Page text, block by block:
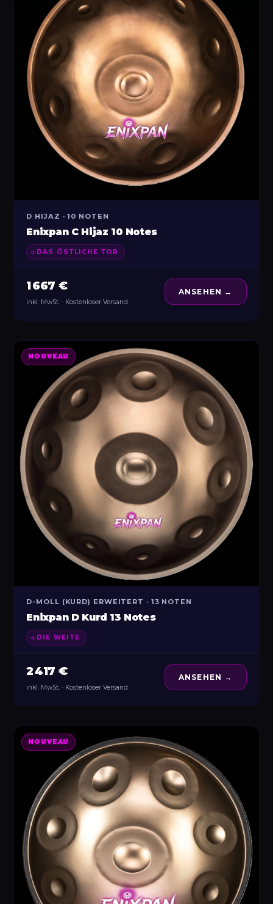
D HIJAZ · 10 NOTEN
Enixpan C Hijaz 10 Notes
DAS ÖSTLICHE TOR
1 667 €
inkl. MwSt. · Kostenloser Versand
ANSEHEN →
NOUVEAU
D-MOLL (KURD) ERWEITERT · 13 NOTEN
Enixpan D Kurd 13 Notes
DIE WEITE
2 417 €
inkl. MwSt. · Kostenloser Versand
ANSEHEN →
NOUVEAU